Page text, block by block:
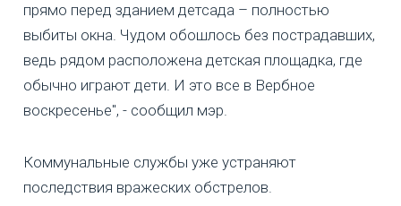
прямо перед зданием детсада – полностью
выбиты окна. Чудом обошлось без пострадавших,
ведь рядом расположена детская площадка, где
обычно играют дети. И это все в Вербное
воскресенье", - сообщил мэр.
Коммунальные службы уже устраняют
последствия вражеских обстрелов.